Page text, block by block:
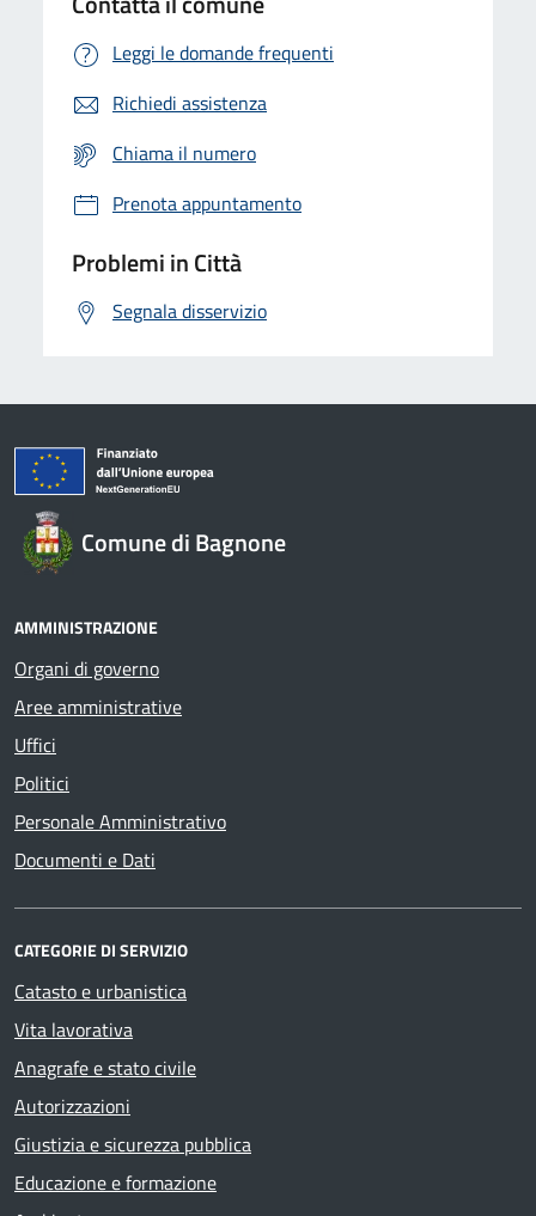
Leggi le domande frequenti
Richiedi assistenza
Chiama il numero
Prenota appuntamento
Problemi in Città
Segnala disservizio
Comune di Bagnone
AMMINISTRAZIONE
Organi di governo
Aree amministrative
Uffici
Politici
Personale Amministrativo
Documenti e Dati
CATEGORIE DI SERVIZIO
Catasto e urbanistica
Vita lavorativa
Anagrafe e stato civile
Autorizzazioni
Giustizia e sicurezza pubblica
Educazione e formazione